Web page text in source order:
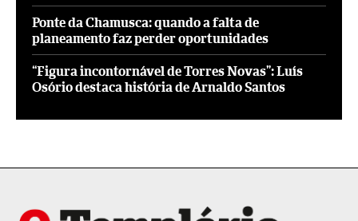
Ponte da Chamusca: quando a falta de
planeamento faz perder oportunidades
“Figura incontornável de Torres Novas”: Luís
Osório destaca história de Arnaldo Santos